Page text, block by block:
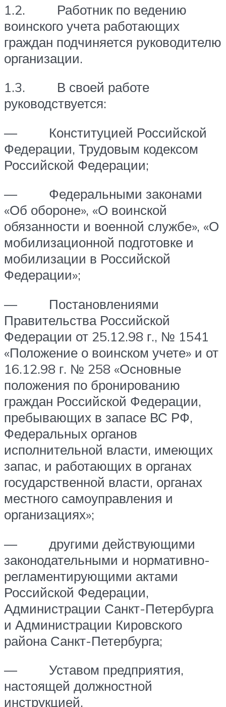
1.2. Работник по ведению
воинского учета работающих
граждан подчиняется руководителю
организации.
1.3. В своей работе
руководствуется:
— Конституцией Российской
Федерации, Трудовым кодексом
Российской Федерации;
— Федеральными законами
«Об обороне», «О воинской
обязанности и военной службе», «О
мобилизационной подготовке и
мобилизации в Российской
Федерации»;
— Постановлениями
Правительства Российской
Федерации от 25.12.98 г., № 1541
«Положение о воинском учете» и от
16.12.98 г. № 258 «Основные
положения по бронированию
граждан Российской Федерации,
пребывающих в запасе ВС РФ,
Федеральных органов
исполнительной власти, имеющих
запас, и работающих в органах
государственной власти, органах
местного самоуправления и
организациях»;
— другими действующими
законодательными и нормативно-
регламентирующими актами
Российской Федерации,
Администрации Санкт-Петербурга
и Администрации Кировского
района Санкт-Петербурга;
— Уставом предприятия,
настоящей должностной
инструкцией.